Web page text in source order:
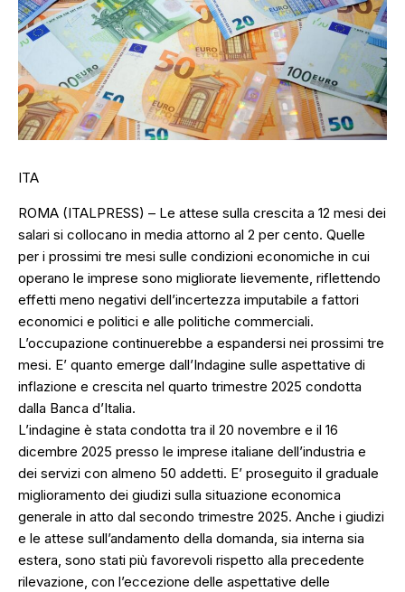
ITA
ROMA (ITALPRESS) – Le attese sulla crescita a 12 mesi dei
salari si collocano in media attorno al 2 per cento. Quelle
per i prossimi tre mesi sulle condizioni economiche in cui
operano le imprese sono migliorate lievemente, riflettendo
effetti meno negativi dell’incertezza imputabile a fattori
economici e politici e alle politiche commerciali.
L’occupazione continuerebbe a espandersi nei prossimi tre
mesi. E’ quanto emerge dall’Indagine sulle aspettative di
inflazione e crescita nel quarto trimestre 2025 condotta
dalla Banca d’Italia.
L’indagine è stata condotta tra il 20 novembre e il 16
dicembre 2025 presso le imprese italiane dell’industria e
dei servizi con almeno 50 addetti. E’ proseguito il graduale
miglioramento dei giudizi sulla situazione economica
generale in atto dal secondo trimestre 2025. Anche i giudizi
e le attese sull’andamento della domanda, sia interna sia
estera, sono stati più favorevoli rispetto alla precedente
rilevazione, con l’eccezione delle aspettative delle